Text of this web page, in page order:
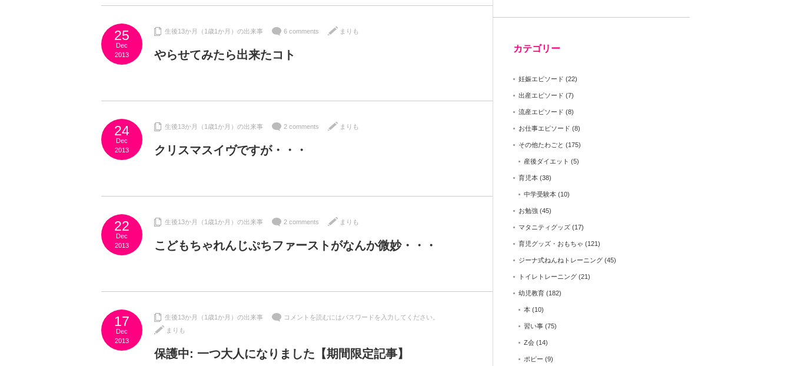
25
Dec
2013
生後13か月（1歳1か月）の出来事 6 comments まりも
やらせてみたら出来たコト
24
Dec
2013
生後13か月（1歳1か月）の出来事 2 comments まりも
クリスマスイヴですが・・・
22
Dec
2013
生後13か月（1歳1か月）の出来事 2 comments まりも
こどもちゃれんじぷちファーストがなんか微妙・・・
17
Dec
2013
生後13か月（1歳1か月）の出来事
コメントを読むにはパスワードを入力してください。
まりも
保護中: 一つ大人になりました【期間限定記事】
カテゴリー
妊娠エピソード (22)
出産エピソード (7)
流産エピソード (8)
お仕事エピソード (8)
その他たわごと (175)
産後ダイエット (5)
育児本 (38)
中学受験本 (10)
お勉強 (45)
マタニティグッズ (17)
育児グッズ・おもちゃ (121)
ジーナ式ねんねトレーニング (45)
トイレトレーニング (21)
幼児教育 (182)
本 (10)
習い事 (75)
Z会 (14)
ポピー (9)